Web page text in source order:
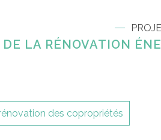
DE LA RÉNOVATION
des copropriétés